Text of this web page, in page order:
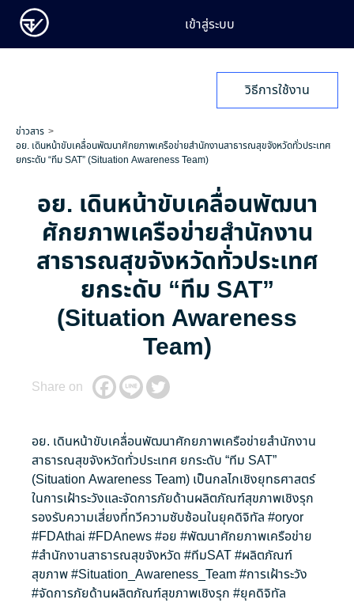
เข้าสู่ระบบ
วิธีการใช้งาน
ข่าวสาร
อย. เดินหน้าขับเคลื่อนพัฒนาศักยภาพเครือข่ายสำนักงานสาธารณสุขจังหวัดทั่วประเทศ
ยกระดับ “ทีม SAT” (Situation Awareness Team)
อย. เดินหน้าขับเคลื่อนพัฒนา
ศักยภาพเครือข่ายสำนักงาน
สาธารณสุขจังหวัดทั่วประเทศ
ยกระดับ “ทีม SAT”
(Situation Awareness
Team)
Share on
อย. เดินหน้าขับเคลื่อนพัฒนาศักยภาพเครือข่ายสำนักงาน
สาธารณสุขจังหวัดทั่วประเทศ ยกระดับ “ทีม SAT”
(Situation Awareness Team) เป็นกลไกเชิงยุทธศาสตร์
ในการเฝ้าระวังและจัดการภัยด้านผลิตภัณฑ์สุขภาพเชิงรุก
รองรับความเสี่ยงที่ทวีความซับซ้อนในยุคดิจิทัล #oryor
#FDAthai #FDAnews#อย #พัฒนาศักยภาพเครือข่าย
#สำนักงานสาธารณสุขจังหวัด #ทีมSAT#ผลิตภัณฑ์
สุขภาพ#Situation_Awareness_Team#การเฝ้าระวัง
#จัดการภัยด้านผลิตภัณฑ์สุขภาพเชิงรุก #ยุคดิจิทัล